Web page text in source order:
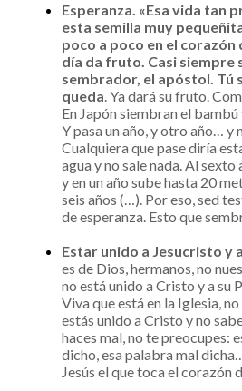
Esperanza. «Esa vida tan
esta semilla muy
poco a poco en el corazón
día da fruto. Casi siempre
sembrador, el apóstol. Tú
queda. Ya dará su fruto.
En Japón siembran el
Y pasa un año, y otro año… y
Cualquiera que pase diría
agua y no sale nada. Al sexto
y en un año sube hasta 20
seis años (…). Por eso, sed
de esperanza. Esto que
Estar unido a Jesucristo y
es de Dios, hermanos, no
no está unido a Cristo y a su
Viva que está en la Iglesia,
estás unido a Cristo y no
haces mal, no te preocupes:
dicho, esa palabra mal
Jesús el que toca el corazón